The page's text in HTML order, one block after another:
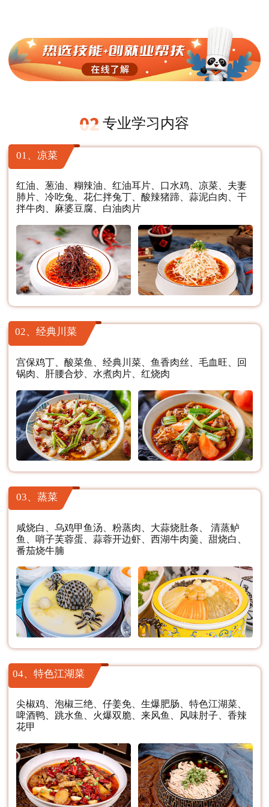
专业学习内容
01、凉菜
红油、葱油、糊辣油、红油耳片、口水鸡、凉菜、夫妻
肺片、冷吃兔、花仁拌兔丁、酸辣猪蹄、蒜泥白肉、干
拌牛肉、麻婆豆腐、白油肉片
02、经典川菜
宫保鸡丁、酸菜鱼、经典川菜、鱼香肉丝、毛血旺、回
锅肉、肝腰合炒、水煮肉片、红烧肉
03、蒸菜
咸烧白、乌鸡甲鱼汤、粉蒸肉、大蒜烧肚条、 清蒸鲈
鱼、哨子芙蓉蛋、蒜蓉开边虾、西湖牛肉羹、甜烧白、
番茄烧牛腩
04、特色江湖菜
尖椒鸡、泡椒三绝、仔姜免、生爆肥肠、特色江湖菜、
啤酒鸭、跳水鱼、火爆双脆、来风鱼、风味肘子、香辣
花甲